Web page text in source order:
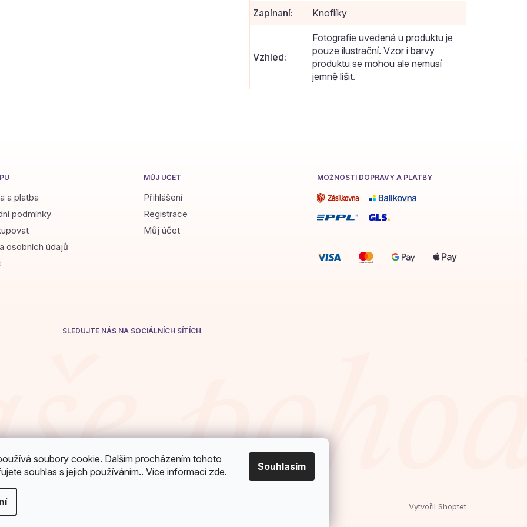
soubory cookie. Dalším procházením tohoto
souhlas s jejich používáním.. Více informací zde. Souhlasím
Zapínaní: Knoflíky
Vzhled:
Fotografie uvedená u produktu je
pouze ilustrační. Vzor i barvy
produktu se mohou ale nemusí
jemně lišit.
a platba
podmínky
osobních údajů
MŮJ ÚČET
Přihlášení
Registrace
Můj účet
MOŽNOSTI DOPRAVY A PLATBY
SLEDUJTE NÁS NA SOCIÁLNÍCH SÍTÍCH
Vytvořil Shoptet
nastavení cookies